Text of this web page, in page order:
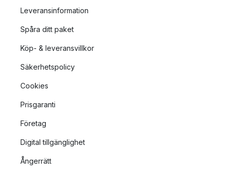
Leveransinformation
Spåra ditt paket
Köp- & leveransvillkor
Säkerhetspolicy
Cookies
Prisgaranti
Företag
Digital tillgänglighet
Ångerrätt